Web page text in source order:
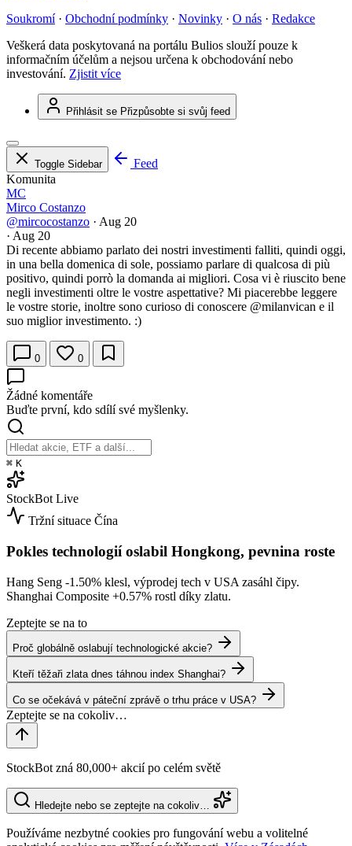
Soukromí · Obchodní podmínky · Novinky · O nás · Redakce
Veškerá data poskytovaná na portálu Bulios slouží pouze k
informačním účelům a nejsou určena k obchodování nebo
investování. Zjistit více
Přihlásit se Přizpůsobte si svůj feed
Toggle Sidebar
Feed
Komunita
MC
Mirco Costanzo
@mircocostanzo · Aug 20
· Aug 20
Di recente abbiamo parlato dei nostri investimenti falliti, quindi oggi,
in una bella domenica di sole, possiamo parlare di qualcosa di più
positivo, quindi porrò la domanda ai migliori. Cosa vi è riuscito bene
negli investimenti oltre le vostre aspettative? Mi piacerebbe leggere
le vostre storie, inoltre sono curioso di conoscere @milanvican e il
suo miglior investimento. :)
0 0
Žádné komentáře
Buďte první, kdo sdílí své myšlenky.
⌘ K
StockBot Live
Tržní situace Čína
Pokles technologií oslabil Hongkong, pevnina roste
Hang Seng -1.50% klesl, výprodej tech v USA zasáhl čipy.
Shanghai Composite +0.57% rostl díky zlatu.
Zeptejte se na to
Proč globálně oslabují technologické akcie?
Kteří těžaři zlata dnes táhnou index Shanghai?
Co se očekává v páteční zprávě o trhu práce v USA?
StockBot zná 80,000+ akcií po celém světě
Hledejte nebo se zeptejte na cokoliv…
Používáme nezbytné cookies pro fungování webu a volitelné